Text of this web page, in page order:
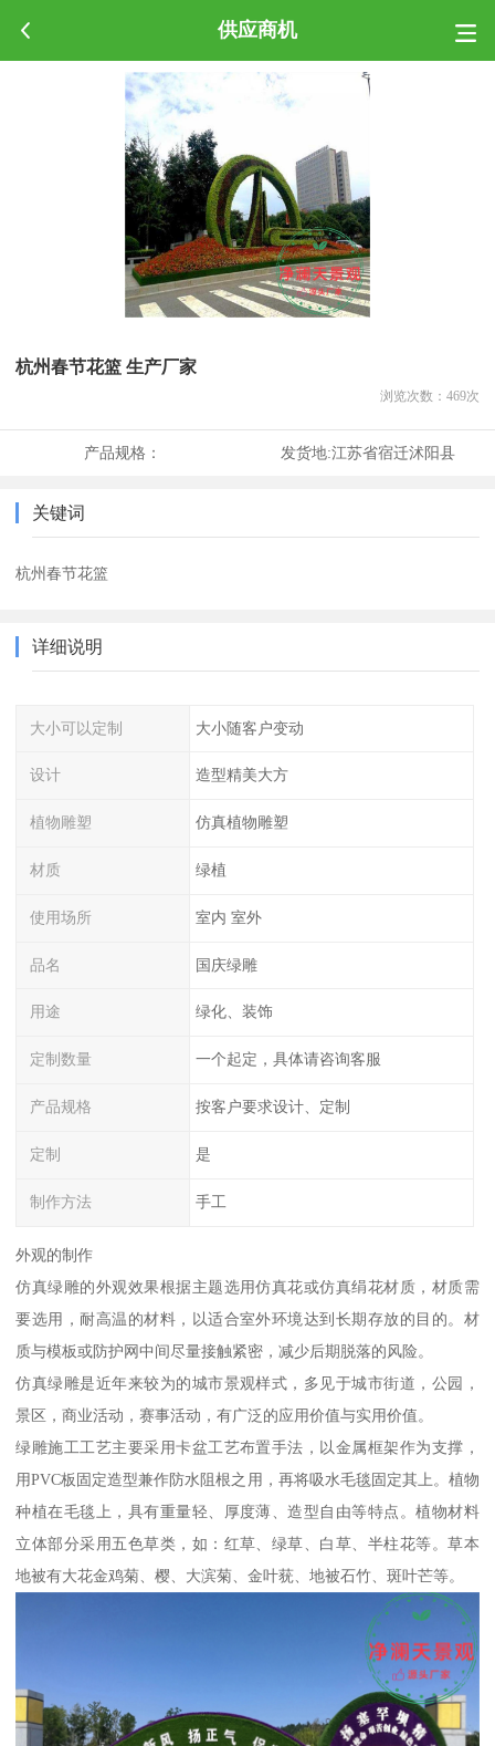
供应商机
杭州春节花篮 生产厂家
浏览次数： 469次
产品规格： 发货地:江苏省宿迁沭阳县
关键词
杭州春节花篮
详细说明
大小可以定制 大小随客户变动
设计 造型精美大方
植物雕塑 仿真植物雕塑
材质 绿植
使用场所 室内 室外
品名 国庆绿雕
用途 绿化、装饰
定制数量 一个起定，具体请咨询客服
产品规格 按客户要求设计、定制
定制 是
制作方法 手工
外观的制作
仿真绿雕的外观效果根据主题选用仿真花或仿真绢花材质，材质需
要选用，耐高温的材料，以适合室外环境达到长期存放的目的。材
质与模板或防护网中间尽量接触紧密，减少后期脱落的风险。
仿真绿雕是近年来较为的城市景观样式，多见于城市街道，公园，
景区，商业活动，赛事活动，有广泛的应用价值与实用价值。
绿雕施工工艺主要采用卡盆工艺布置手法，以金属框架作为支撑，
用PVC板固定造型兼作防水阻根之用，再将吸水毛毯固定其上。植物
种植在毛毯上，具有重量轻、厚度薄、造型自由等特点。植物材料
立体部分采用五色草类，如：红草、绿草、白草、半柱花等。草本
地被有大花金鸡菊、樱、大滨菊、金叶莸、地被石竹、斑叶芒等。